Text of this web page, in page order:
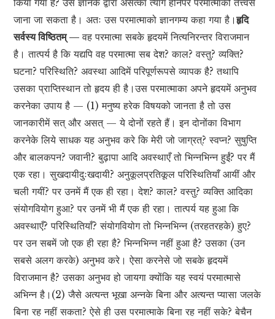
किया गया है? उस ज्ञानके द्वारा असत्का त्याग होनेपर परमात्माको तत्त्वसे
जाना जा सकता है। अतः उस परमात्माको ज्ञानगम्य कहा गया है।हृदि
सर्वस्य विष्ठितम् —वह परमात्मा सबके हृदयमें नित्यनिरन्तर विराजमान
है। तात्पर्य है कि यद्यपि वह परमात्मा सब देश? काल? वस्तु? व्यक्ति?
घटना? परिस्थिति? अवस्था आदिमें परिपूर्णरूपसे व्यापक है? तथापि
उसका प्राप्तिस्थान तो हृदय ही है।उस परमात्माका अपने हृदयमें अनुभव
करनेका उपाय है — (1) मनुष्य हरेक विषयको जानता है तो उस
जानकारीमें सत् और असत् — ये दोनों रहते हैं। इन दोनोंका विभाग
करनेके लिये साधक यह अनुभव करे कि मेरी जो जाग्रत्? स्वप्न? सुषुप्ति
और बालकपन? जवानी? बुढ़ापा आदि अवस्थाएँ तो भिन्नभिन्न हुईं? पर मैं
एक रहा। सुखदायीदुःखदायी? अनुकूलप्रतिकूल परिस्थितियाँ आयीं और
चली गयीं? पर उनमें मैं एक ही रहा। देश? काल? वस्तु? व्यक्ति आदिका
संयोगवियोग हुआ? पर उनमें भी मैं एक ही रहा। तात्पर्य यह हुआ कि
अवस्थाएँ? परिस्थितियाँ? संयोगवियोग तो भिन्नभिन्न (तरहतरहके) हुए?
पर उन सबमें जो एक ही रहा है? भिन्नभिन्न नहीं हुआ है? उसका (उन
सबसे अलग करके) अनुभव करे। ऐसा करनेसे जो सबके हृदयमें
विराजमान है? उसका अनुभव हो जायगा क्योंकि यह स्वयं परमात्मासे
अभिन्न है।(2) जैसे अत्यन्त भूखा अन्नके बिना और अत्यन्त प्यासा जलके
बिना रह नहीं सकता? ऐसे ही उस परमात्माके बिना रह नहीं सके? बेचैन